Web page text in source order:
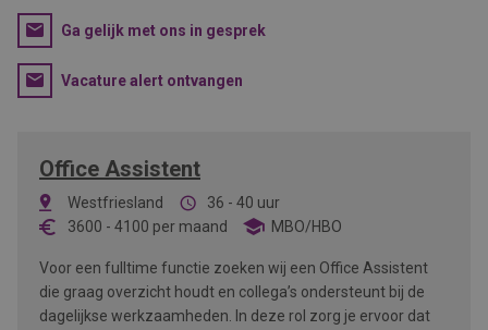
Ga gelijk met ons in gesprek
Vacature alert ontvangen
Office Assistent
Westfriesland
36 - 40 uur
3600 - 4100 per maand MBO/HBO
Voor een fulltime functie zoeken wij een Office Assistent
die graag overzicht houdt en collega’s ondersteunt bij de
dagelijkse werkzaamheden. In deze rol zorg je ervoor dat